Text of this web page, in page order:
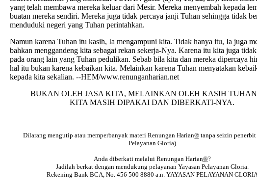
yang telah membawa mereka keluar dari Mesir. Mereka menyembah kepada
buatan mereka sendiri. Mereka juga tidak percaya janji Tuhan sehingga tidak
menduduki negeri yang Tuhan perintahkan.
Namun karena Tuhan itu kasih, Ia mengampuni kita. Tidak hanya itu, Ia juga
bahkan menggandeng kita sebagai rekan sekerja-Nya. Karena itu kita juga
pada orang lain yang Tuhan pedulikan. Sebab bila kita dan mereka dipercaya
hal itu bukan karena kebaikan kita. Melainkan karena Tuhan menyatakan
kepada kita sekalian. --HEM/www.renunganharian.net
BUKAN OLEH JASA KITA, MELAINKAN OLEH KASIH
KITA MASIH DIPAKAI DAN DIBERKATI-NYA.
Dilarang mengutip atau memperbanyak materi Renungan Harian®tanpa seizin penerbit
Pelayanan Gloria)
Anda diberkati melalui Renungan Harian®?
Jadilah berkat dengan mendukung pelayanan Yayasan Pelayanan Gloria.
Rekening Bank BCA, No. 456 500 8880 a.n. YAYASAN PELAYANAN